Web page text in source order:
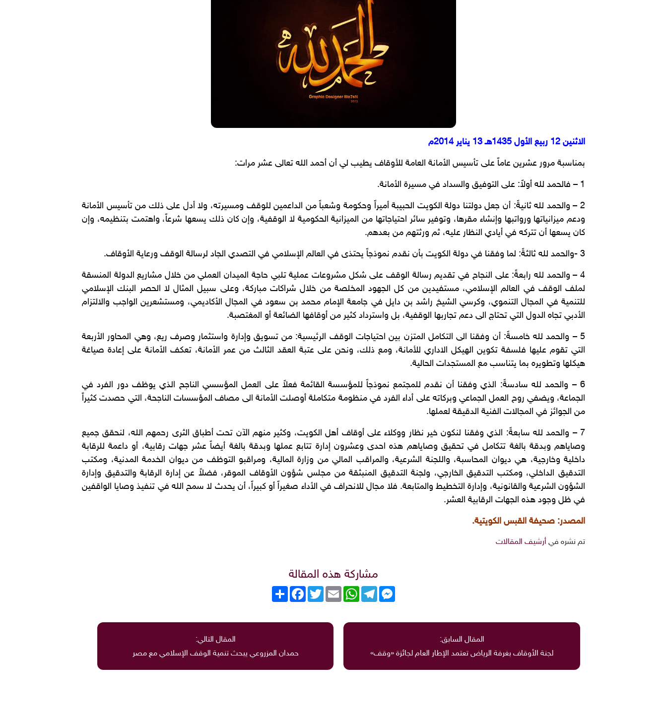
الاثنين 12 ربيع الأول 1435هـ 13 يناير 2014م
بمناسبة مرور عشرين عاماً على تأسيس الأمانة العامة للأوقاف يطيب لي أن أحمد الله تعالى عشر مرات:
1 – فالحمد لله أولاً: على التوفيق والسداد في مسيرة الأمانة.
2 – والحمد لله ثانيةً: أن جعل دولتنا دولة الكويت الحبيبة أميراً وحكومة وشعباً من الداعمين للوقف ومسيرته، ولا أدل على ذلك من تأسيس الأمانة
ودعم ميزانياتها ورواتبها وإنشاء مقرها، وتوفير سائر احتياجاتها من الميزانية الحكومية لا الوقفية، وإن كان ذلك يسعها شرعاً، واهتمت بتنظيمه، وإن
كان يسعها أن تتركه في أيادي النظار عليه، ثم ورثتهم من بعدهم.
3 -والحمد لله ثالثةً: لما وفقنا في دولة الكويت بأن نقدم نموذجاً يحتذى في العالم الإسلامي في التصدي الجاد لرسالة الوقف ورعاية الأوقاف.
4 – والحمد لله رابعةً: على النجاح في تقديم رسالة الوقف على شكل مشروعات عملية تلبي حاجة الميدان العملي من خلال مشاريع الدولة المنسقة
لملف الوقف في العالم الإسلامي، مستفيدين من كل الجهود المخلصة من خلال شراكات مباركة، وعلى سبيل المثال لا الحصر البنك الإسلامي
للتنمية في المجال التنموي، وكرسي الشيخ راشد بن دايل في جامعة الإمام محمد بن سعود في المجال الأكاديمي، ومستشعرين الواجب والالتزام
الأدبي تجاه الدول التي تحتاج الى دعم تجاربها الوقفية، بل واسترداد كثير من أوقافها الضائعة أو المغتصبة.
5 – والحمد لله خامسةً: أن وفقنا الى التكامل المتزن بين احتياجات الوقف الرئيسية: من تسويق وإدارة واستثمار وصرف ريع، وهي المحاور الأربعة
التي تقوم عليها فلسفة تكوين الهيكل الاداري للأمانة، ومع ذلك، ونحن على عتبة العقد الثالث من عمر الأمانة، تعكف الأمانة على إعادة صياغة
هيكلها وتطويره بما يتناسب مع المستجدات الحالية.
6 – والحمد لله سادسةً: الذي وفقنا أن نقدم للمجتمع نموذجاً للمؤسسة القائمة فعلاً على العمل المؤسسي الناجح الذي يوظف دور الفرد في
الجماعة، ويضفي روح العمل الجماعي وبركاته على أداء الفرد في منظومة متكاملة أوصلت الأمانة الى مصاف المؤسسات الناجحة، التي حصدت كثيراً
من الجوائز في المجالات الفنية الدقيقة لعملها.
7 – والحمد لله سابعةً: الذي وفقنا لنكون خير نظار ووكلاء على أوقاف أهل الكويت، وكثير منهم الآن تحت أطباق الثرى رحمهم الله، لنحقق جميع
وصاياهم وبدقة بالغة تتكامل في تحقيق وصاياهم هذه احدى وعشرون إدارة تتابع عملها وبدقة بالغة أيضاً عشر جهات رقابية، أو داعمة للرقابة
داخلية وخارجية، هي ديوان المحاسبة، واللجنة الشرعية، والمراقب المالي من وزارة المالية، ومراقبو التوظف من ديوان الخدمة المدنية، ومكتب
التدقيق الداخلي، ومكتب التدقيق الخارجي، ولجنة التدقيق المنبثقة من مجلس شؤون الأوقاف الموقر، فضلاً عن إدارة الرقابة والتدقيق وإدارة
الشؤون الشرعية والقانونية، وإدارة التخطيط والمتابعة. فلا مجال للانحراف في الأداء صغيراً أو كبيراً، أن يحدث لا سمح الله في تنفيذ وصايا الواقفين
في ظل وجود هذه الجهات الرقابية العشر.
المصدر: صحيفة القبس الكويتية.
تم نشره في أرشيف المقالات
مشاركة هذه المقالة
انشر
FacebookTwitterEmail
WhatsAppTelegram
Messenger
المقال السابق:
لجنة الأوقاف بغرفة الرياض تعتمد الإطار العام لجائزة «وقف»
المقال التالي:
حمدان المزروعي يبحث تنمية الوقف الإسلامي مع مصر